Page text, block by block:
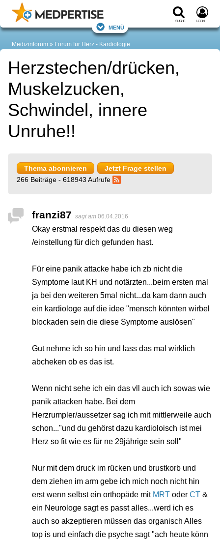
Suche Login
Menü
Medizinforum Forum für Herz - Kardiologie
Herzstechen/drücken,
Muskelzucken,
Schwindel, innere
Unruhe!!
Thema abonnieren
Jetzt Frage stellen
266 Beiträge - 618943 Aufrufe
franzi87 sagt am 06.04.2016
Okay erstmal respekt das du diesen weg
/einstellung für dich gefunden hast.
Für eine panik attacke habe ich zb nicht die
Symptome laut KH und notärzten...beim ersten mal
ja bei den weiteren 5mal nicht...da kam dann auch
ein kardiologe auf die idee "mensch könnten wirbel
blockaden sein die diese Symptome auslösen"
Gut nehme ich so hin und lass das mal wirklich
abcheken ob es das ist.
Wenn nicht sehe ich ein das vll auch ich sowas wie
panik attacken habe. Bei dem
Herzrumpler/aussetzer sag ich mit mittlerweile auch
schon..."und du gehörst dazu kardioloisch ist mei
Herz so fit wie es für ne 29jährige sein soll"
Nur mit dem druck im rücken und brustkorb und
dem ziehen im arm gebe ich mich noch nicht hin
erst wenn selbst ein orthopäde mit MRT oder CT &
ein Neurologe sagt es passt alles...werd ich es
auch so akzeptieren müssen das organisch Alles
top is und einfach die psyche sagt "ach heute könn